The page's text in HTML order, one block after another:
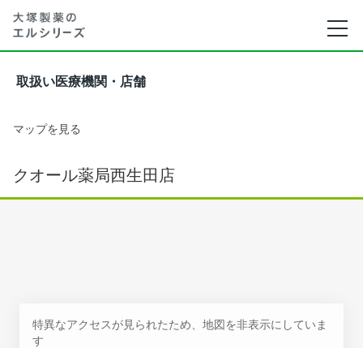
取扱い医療機関・店舗
マップを見る
クオール薬局西生田店
特異なアクセスが見られたため、地図を非表示にしていま
す